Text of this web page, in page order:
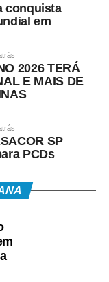
conquista
em
2026 TERÁ
E MAIS DE
SP
PCDs